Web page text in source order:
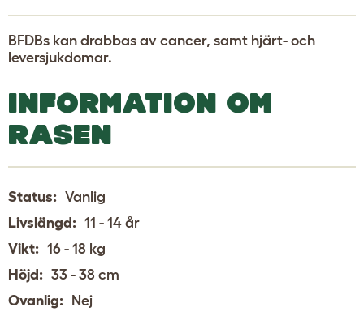
BFDBs kan drabbas av cancer, samt hjärt- och
leversjukdomar.
INFORMATION OM
RASEN
Status: Vanlig
Livslängd: 11 - 14 år
Vikt: 16 - 18 kg
Höjd: 33 - 38 cm
Ovanlig: Nej